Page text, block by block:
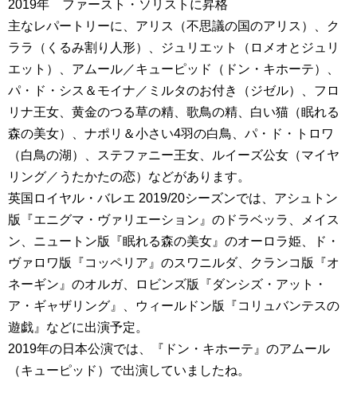
2019年 ファースト・ソリストに昇格
主なレパートリーに、アリス（不思議の国のアリス）、ク
ララ（くるみ割り人形）、ジュリエット（ロメオとジュリ
エット）、アムール／キューピッド（ドン・キホーテ）、
パ・ド・シス＆モイナ／ミルタのお付き（ジゼル）、フロ
リナ王女、黄金のつる草の精、歌鳥の精、白い猫（眠れる
森の美女）、ナポリ＆小さい4羽の白鳥、パ・ド・トロワ
（白鳥の湖）、ステファニー王女、ルイーズ公女（マイヤ
リング／うたかたの恋）などがあります。
英国ロイヤル・バレエ 2019/20シーズンでは、アシュトン
版『エニグマ・ヴァリエーション』のドラベッラ、メイス
ン、ニュートン版『眠れる森の美女』のオーロラ姫、ド・
ヴァロワ版『コッペリア』のスワニルダ、クランコ版『オ
ネーギン』のオルガ、ロビンズ版『ダンシズ・アット・
ア・ギャザリング』、ウィールドン版『コリュバンテスの
遊戯』などに出演予定。
2019年の日本公演では、『ドン・キホーテ』のアムール
（キューピッド）で出演していましたね。